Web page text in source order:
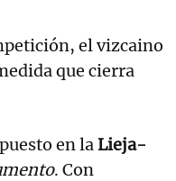
el vizcaino
que cierra
en laLieja-
. Con